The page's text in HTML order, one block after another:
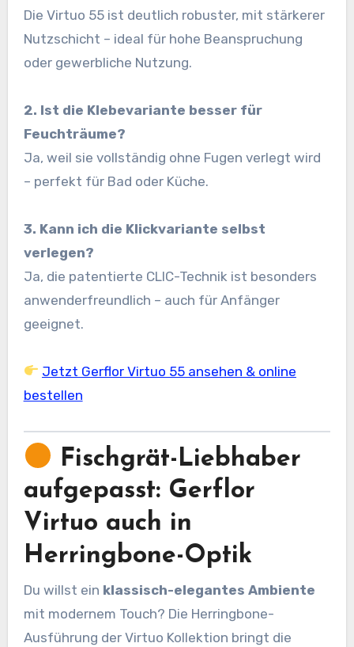
Die Virtuo 55 ist deutlich robuster, mit stärkerer
Nutzschicht – ideal für hohe Beanspruchung
oder gewerbliche Nutzung.
2. Ist die Klebevariante besser für
Feuchträume?
Ja, weil sie vollständig ohne Fugen verlegt wird
– perfekt für Bad oder Küche.
3. Kann ich die Klickvariante selbst
verlegen?
Ja, die patentierte CLIC-Technik ist besonders
anwenderfreundlich – auch für Anfänger
geeignet.
Jetzt Gerflor Virtuo 55 ansehen & online
bestellen
Fischgrät-Liebhaber
aufgepasst: Gerflor
Virtuo auch in
Herringbone-Optik
Du willst ein klassisch-elegantes Ambiente
mit modernem Touch? Die Herringbone-
Ausführung der Virtuo Kollektion bringt die